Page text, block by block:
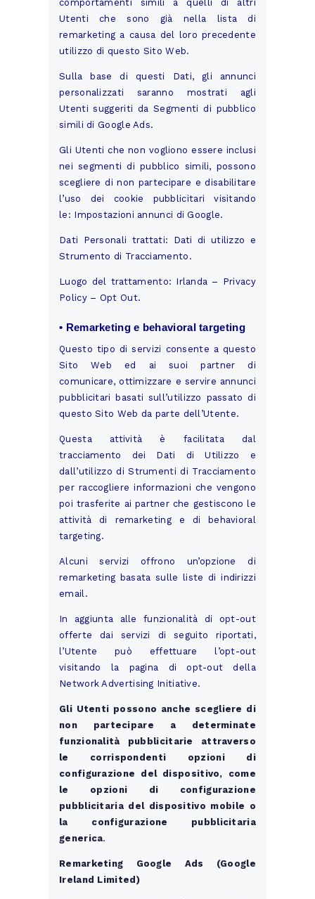
comportamenti simili a quelli di altri
Utenti che sono già nella lista di
remarketing a causa del loro precedente
utilizzo di questo Sito Web.
Sulla base di questi Dati, gli annunci
personalizzati saranno mostrati agli
Utenti suggeriti da Segmenti di pubblico
simili di Google Ads.
Gli Utenti che non vogliono essere inclusi
nei segmenti di pubblico simili, possono
scegliere di non partecipare e disabilitare
l’uso dei cookie pubblicitari visitando
le: Impostazioni annunci di Google.
Dati Personali trattati: Dati di utilizzo e
Strumento di Tracciamento.
Luogo del trattamento: Irlanda – Privacy
Policy– Opt Out.
• Remarketing e behavioral targeting
Questo tipo di servizi consente a questo
Sito Web ed ai suoi partner di
comunicare, ottimizzare e servire annunci
pubblicitari basati sull’utilizzo passato di
questo Sito Web da parte dell’Utente.
Questa attività è facilitata dal
tracciamento dei Dati di Utilizzo e
dall’utilizzo di Strumenti di Tracciamento
per raccogliere informazioni che vengono
poi trasferite ai partner che gestiscono le
attività di remarketing e di behavioral
targeting.
Alcuni servizi offrono un’opzione di
remarketing basata sulle liste di indirizzi
email.
In aggiunta alle funzionalità di opt-out
offerte dai servizi di seguito riportati,
l’Utente può effettuare l’opt-out
visitando la pagina di opt-out della
Network Advertising Initiative.
Gli Utenti possono anche scegliere di
non partecipare a determinate
funzionalità pubblicitarie attraverso
le corrispondenti opzioni di
configurazione del dispositivo, come
le opzioni di configurazione
pubblicitaria del dispositivo mobile o
la configurazione pubblicitaria
generica.
Remarketing Google Ads (Google
Ireland Limited)